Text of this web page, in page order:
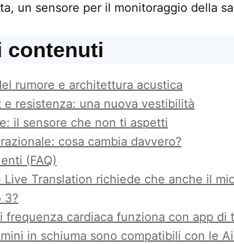
un sensore per il monitoraggio della
contenuti
rumore e architettura acustica
e resistenza: una nuova vestibilità
il sensore che non ti aspetti
cosa cambia davvero?
(FAQ)
Live Translation richiede che anche il
3?
frequenza cardiaca funziona con app di
in schiuma sono compatibili con le